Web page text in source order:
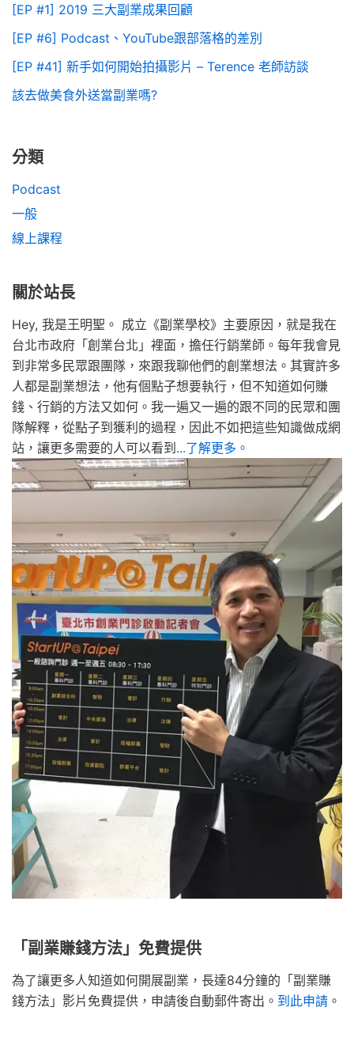
[EP #1] 2019 三大副業成果回顧
[EP #6] Podcast、YouTube跟部落格的差別
[EP #41] 新手如何開始拍攝影片 – Terence 老師訪談
該去做美食外送當副業嗎?
分類
Podcast
一般
線上課程
關於站長
Hey, 我是王明聖。 成立《副業學校》主要原因，就是我在
台北市政府「創業台北」裡面，擔任行銷業師。每年我會見
到非常多民眾跟團隊，來跟我聊他們的創業想法。其實許多
人都是副業想法，他有個點子想要執行，但不知道如何賺
錢、行銷的方法又如何。我一遍又一遍的跟不同的民眾和團
隊解釋，從點子到獲利的過程，因此不如把這些知識做成網
站，讓更多需要的人可以看到 ...了解更多。
「副業賺錢方法」免費提供
為了讓更多人知道如何開展副業，長達84分鐘的「副業賺
錢方法」影片免費提供，申請後自動郵件寄出。 到此申請 。